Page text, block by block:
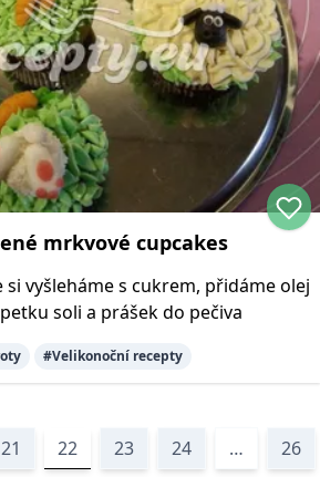
mrkvové cupcakes
si vyšleháme s cukrem, přidáme olej
soli a prášek do pečiva
#Velikonoční recepty
21 22 23 24 … 26